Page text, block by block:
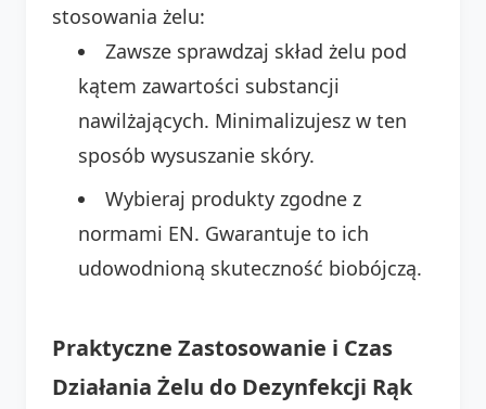
stosowania żelu:
Zawsze sprawdzaj skład żelu pod
kątem zawartości substancji
nawilżających. Minimalizujesz w ten
sposób wysuszanie skóry.
Wybieraj produkty zgodne z
normami EN. Gwarantuje to ich
udowodnioną skuteczność biobójczą.
Praktyczne Zastosowanie i Czas
Działania Żelu do Dezynfekcji Rąk